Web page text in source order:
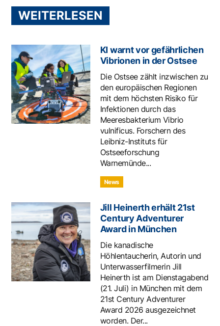
WEITERLESEN
KI warnt vor gefährlichen
Vibrionen in der Ostsee
Die Ostsee zählt inzwischen zu
den europäischen Regionen
mit dem höchsten Risiko für
Infektionen durch das
Meeresbakterium Vibrio
vulnificus. Forschern des
Leibniz-Instituts für
Ostseeforschung
Warnemünde...
News
Jill Heinerth erhält 21st
Century Adventurer
Award in München
Die kanadische
Höhlentaucherin, Autorin und
Unterwasserfilmerin Jill
Heinerth ist am Dienstagabend
(21. Juli) in München mit dem
21st Century Adventurer
Award 2026 ausgezeichnet
worden. Der...